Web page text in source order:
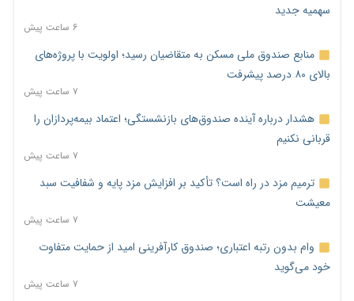
سهمیه جدید
۶ ساعت پیش
منابع صندوق ملی مسکن به متقاضیان رسید؛ اولویت با پروژه‌های
بالای ۸۰ درصد پیشرفت
۷ ساعت پیش
هشدار درباره آینده صندوق‌های بازنشستگی؛ اعتماد بیمه‌پردازان را
قربانی نکنیم
۷ ساعت پیش
ترمیم مزد در راه است؟ تأکید بر افزایش مزد پایه و شفافیت سبد
معیشت
۷ ساعت پیش
وام بدون رتبه اعتباری؛ صندوق کارآفرینی امید از حمایت متفاوت
خود می‌گوید
۷ ساعت پیش